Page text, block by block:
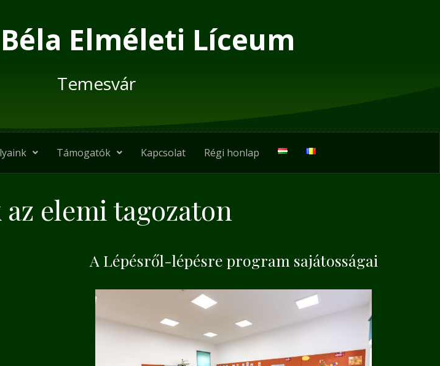
Elméleti Líceum
Temesvár
Támogatók Kapcsolat Régi honlap
elemi tagozaton
A Lépésről-lépésre program sajátosságai